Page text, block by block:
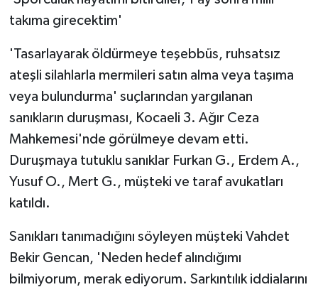
takıma girecektim'
'Tasarlayarak öldürmeye teşebbüs, ruhsatsız
ateşli silahlarla mermileri satın alma veya taşıma
veya bulundurma' suçlarından yargılanan
sanıkların duruşması, Kocaeli 3. Ağır Ceza
Mahkemesi'nde görülmeye devam etti.
Duruşmaya tutuklu sanıklar Furkan G., Erdem A.,
Yusuf O., Mert G., müşteki ve taraf avukatları
katıldı.
Sanıkları tanımadığını söyleyen müşteki Vahdet
Bekir Gencan, 'Neden hedef alındığımı
bilmiyorum, merak ediyorum. Sarkıntılık iddialarını